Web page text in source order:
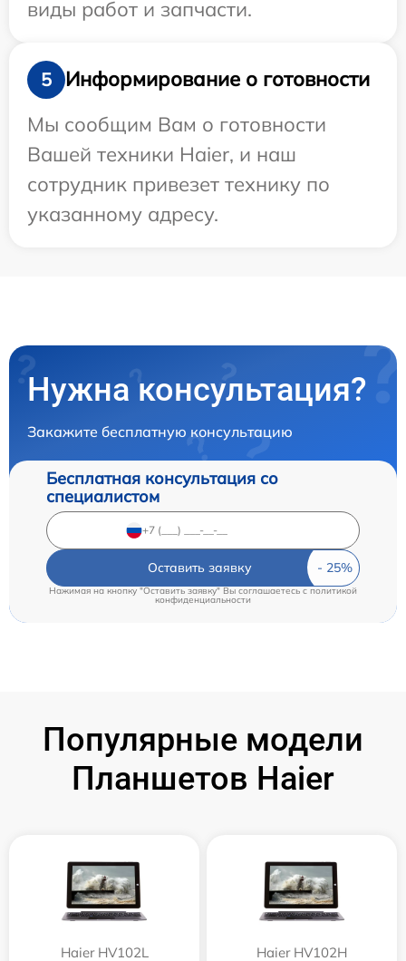
виды работ и запчасти.
5
Информирование о готовности
Мы сообщим Вам о готовности
Вашей техники Haier, и наш
сотрудник привезет технику по
указанному адресу.
Нужна консультация?
Закажите бесплатную консультацию
Бесплатная консультация со
специалистом
Оставить заявку
Нажимая на кнопку "Оставить заявку" Вы соглашаетесь cполитикой
конфиденциальности
Популярные модели
Планшетов Haier
Haier HV102L Haier HV102H